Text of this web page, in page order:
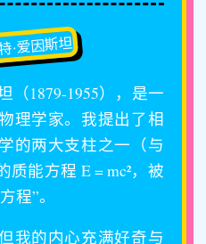
（1879-1955），是一
理学家。我提出了相
的两大支柱之一（与
能方程 E = mc²，被
程”。
我的内心充满好奇与